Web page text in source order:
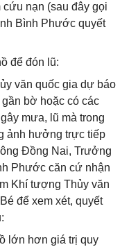
cứu nạn (sau đây gọi
Bình Phước quyết
để đón lũ:
văn quốc gia dự báo
bờ hoặc có các
mưa, lũ mà trong
ảnh hưởng trực tiếp
Đồng Nai, Trưởng
Phước căn cứ nhận
Khí tượng Thủy văn
để xem xét, quyết
lớn hơn giá trị quy